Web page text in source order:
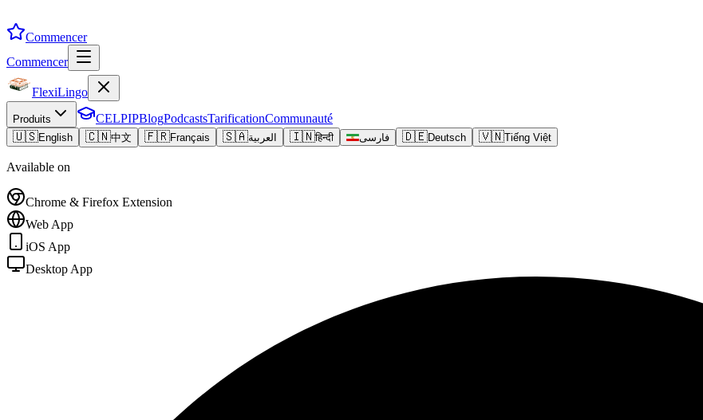
Commencer
Commencer
FlexiLingo
Produits CELPIPBlogPodcastsTarificationCommunauté
🇺🇸English 🇨🇳中文 🇫🇷Français 🇸🇦العربية 🇮🇳हिन्दी فارسی 🇩🇪Deutsch 🇻🇳Tiếng Việt
Available on
Chrome & Firefox Extension
Web App
iOS App
Desktop App